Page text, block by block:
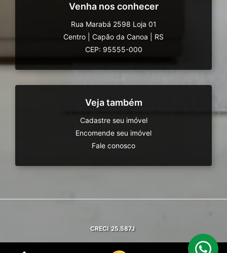
Venha nos conhecer
Rua Marabá 2598 Loja 01
Centro
Capão da Canoa
RS
CEP: 95555-000
Veja também
Cadastre seu imóvel
Encomende seu imóvel
Fale conosco
CRECI 25.587J